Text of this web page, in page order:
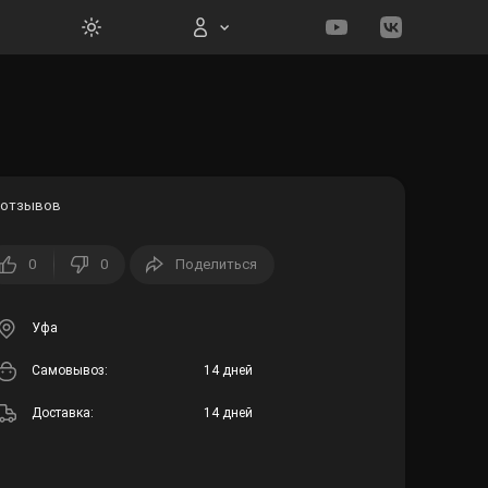
0 0 Поделиться
Уфа
Cамовывоз: 14 дней
Доставка: 14 дней